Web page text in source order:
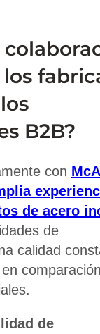
B2B?
con
de acero
de
calidad
de